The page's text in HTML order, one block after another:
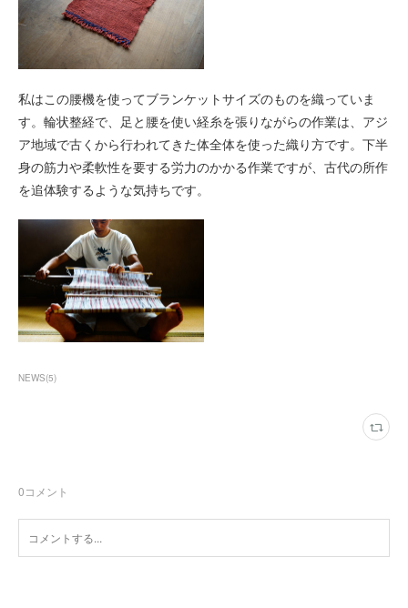
私はこの腰機を使ってブランケットサイズのものを織っていま
す。輪状整経で、足と腰を使い経糸を張りながらの作業は、アジ
ア地域で古くから行われてきた体全体を使った織り方です。下半
身の筋力や柔軟性を要する労力のかかる作業ですが、古代の所作
を追体験するような気持ちです。
NEWS(5)
0コメント